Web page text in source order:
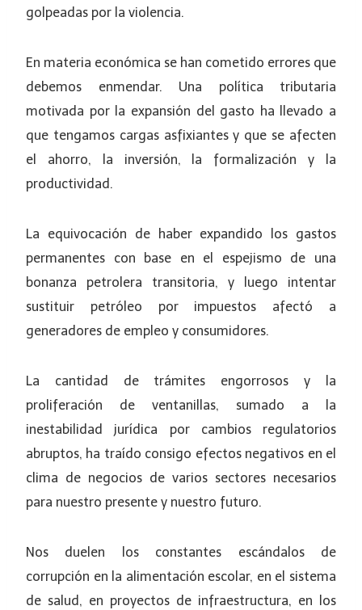
golpeadas por la violencia.
En materia económica se han cometido errores que
debemos enmendar. Una política tributaria
motivada por la expansión del gasto ha llevado a
que tengamos cargas asfixiantes y que se afecten
el ahorro, la inversión, la formalización y la
productividad.
La equivocación de haber expandido los gastos
permanentes con base en el espejismo de una
bonanza petrolera transitoria, y luego intentar
sustituir petróleo por impuestos afectó a
generadores de empleo y consumidores.
La cantidad de trámites engorrosos y la
proliferación de ventanillas, sumado a la
inestabilidad jurídica por cambios regulatorios
abruptos, ha traído consigo efectos negativos en el
clima de negocios de varios sectores necesarios
para nuestro presente y nuestro futuro.
Nos duelen los constantes escándalos de
corrupción en la alimentación escolar, en el sistema
de salud, en proyectos de infraestructura, en los